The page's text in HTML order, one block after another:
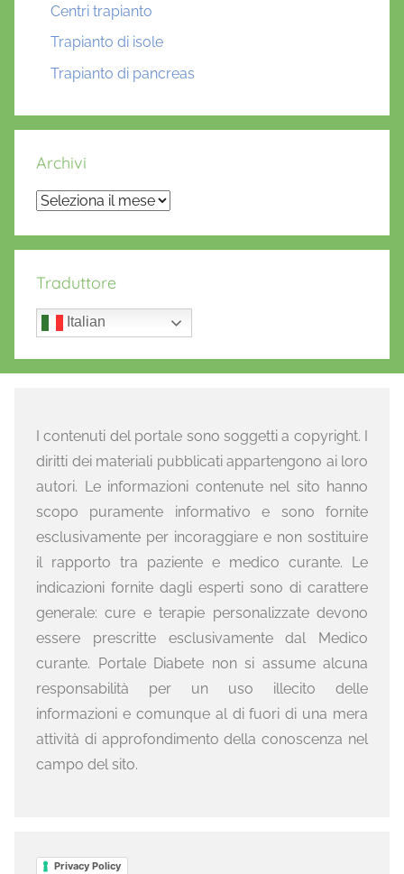
Centri trapianto
Trapianto di isole
Trapianto di pancreas
Archivi
Archivi
Traduttore
Italian
I contenuti del portale sono soggetti a copyright. I
diritti dei materiali pubblicati appartengono ai loro
autori. Le informazioni contenute nel sito hanno
scopo puramente informativo e sono fornite
esclusivamente per incoraggiare e non sostituire
il rapporto tra paziente e medico curante. Le
indicazioni fornite dagli esperti sono di carattere
generale: cure e terapie personalizzate devono
essere prescritte esclusivamente dal Medico
curante. Portale Diabete non si assume alcuna
responsabilità per un uso illecito delle
informazioni e comunque al di fuori di una mera
attività di approfondimento della conoscenza nel
campo del sito.
Privacy Policy